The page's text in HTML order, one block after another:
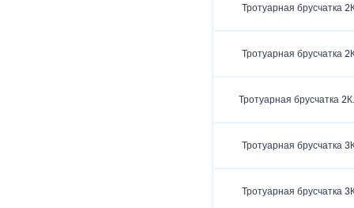
Тротуарная брусчатка
Тротуарная брусчатка
Тротуарная брусчатка
Тротуарная брусчатка
Тротуарная брусчатка